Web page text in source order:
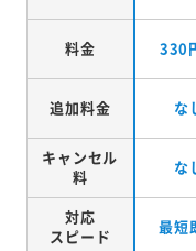
料金 330
追加料金 な
キャンセル
料
な
対応
スピード
最短